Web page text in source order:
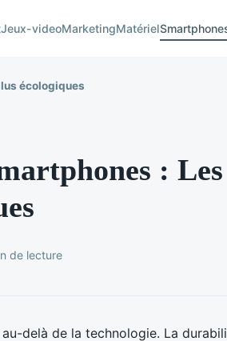
Jeux-videoMarketingMatériel
écologiques
:
de lecture
delà de la technologie. La